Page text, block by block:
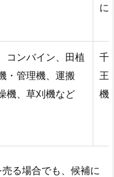
に
コンバイン、田植
・管理機、運搬
機、草刈機など
千
王
機
る場合でも、候補に